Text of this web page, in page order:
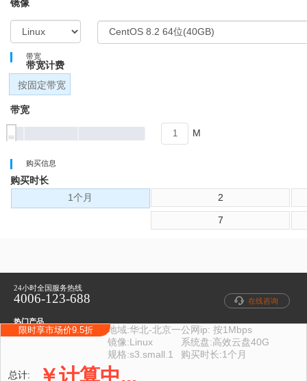
镜像
带宽
带宽计费
按固定带宽
带宽
M
购买信息
购买时长
1个月
2
7
当前配置 地域:华北-北京一
镜像:Linux
规格:s3.small.1
公网ip: 按1Mbps
系统盘:高效云盘40G
购买时长:1个月
总计:
￥计算中...
限时享市场价9.5折
24小时全国服务热线
4006-123-688 在线咨询
热门产品
域名注册 云虚拟主机 云服务器 商标注册 400电话
提交工单 联系我们